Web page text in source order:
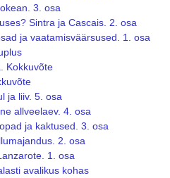
3. osa
Sintra ja Cascais. 2. osa
ja vaatamisväärsused. 1. osa
Kokkuvõte
ja liiv. 5. osa
allveelaev. 4. osa
ja kaktused. 3. osa
2. osa
1. osa
avalikus kohas